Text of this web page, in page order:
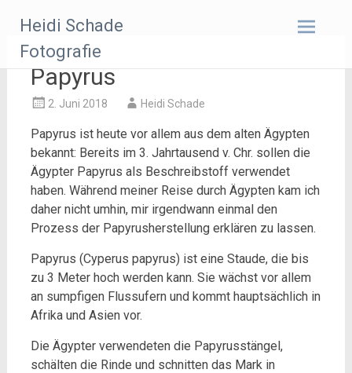
Inhalt
springen
Heidi Schade
Fotografie
Papyrus
2. Juni 2018 Heidi Schade
Papyrus ist heute vor allem aus dem alten Ägypten
bekannt: Bereits im 3. Jahrtausend v. Chr. sollen die
Ägypter Papyrus als Beschreibstoff verwendet
haben. Während meiner Reise durch Ägypten kam ich
daher nicht umhin, mir irgendwann einmal den
Prozess der Papyrusherstellung erklären zu lassen.
Papyrus (Cyperus papyrus) ist eine Staude, die bis
zu 3 Meter hoch werden kann. Sie wächst vor allem
an sumpfigen Flussufern und kommt hauptsächlich in
Afrika und Asien vor.
Die Ägypter verwendeten die Papyrusstängel,
schälten die Rinde und schnitten das Mark in